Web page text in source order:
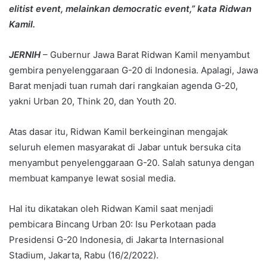
elitist event, melainkan democratic event,” kata Ridwan
Kamil.
JERNIH – Gubernur Jawa Barat Ridwan Kamil menyambut
gembira penyelenggaraan G-20 di Indonesia. Apalagi, Jawa
Barat menjadi tuan rumah dari rangkaian agenda G-20,
yakni Urban 20, Think 20, dan Youth 20.
Atas dasar itu, Ridwan Kamil berkeinginan mengajak
seluruh elemen masyarakat di Jabar untuk bersuka cita
menyambut penyelenggaraan G-20. Salah satunya dengan
membuat kampanye lewat sosial media.
Hal itu dikatakan oleh Ridwan Kamil saat menjadi
pembicara Bincang Urban 20: Isu Perkotaan pada
Presidensi G-20 Indonesia, di Jakarta Internasional
Stadium, Jakarta, Rabu (16/2/2022).